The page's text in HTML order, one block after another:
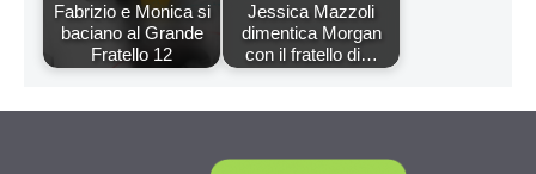
Fabrizio e Monica si
baciano al Grande
Fratello 12
Jessica Mazzoli
dimentica Morgan
con il fratello di…